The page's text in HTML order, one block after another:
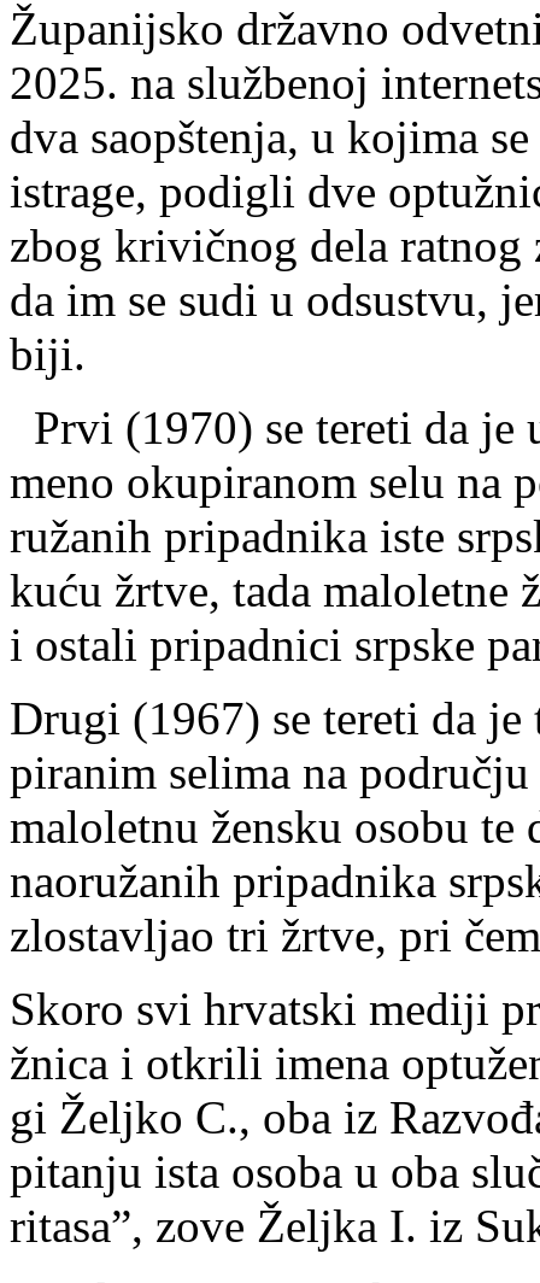
Žu­pa­nij­sko dr­žav­no
2025. na slu­žbe­noj
dva sa­op­šte­nja, u ko­ji­ma
is­tra­ge, po­di­gli dve
zbog kri­vič­nog de­la
da im se su­di u od­su­stvu,
bi­ji.
Pr­vi (1970) se te­re­ti da
me­no oku­pi­ra­nom se­lu na
ru­ža­nih pri­pad­ni­ka iste
ku­ću žr­tve, ta­da ma­lo­let­ne
i osta­li pri­pad­ni­ci srp­ske
Dru­gi (1967) se te­re­ti da
pi­ra­nim se­li­ma na
ma­lo­let­nu žen­sku oso­bu te
na­o­ru­ža­nih pri­pad­ni­ka
zlo­sta­vljao tri žr­tve, pri
Sko­ro svi hr­vat­ski me­di­ji
žni­ca i ot­kri­li ime­na
gi Želj­ko C., oba iz
pi­ta­nju ista oso­ba u oba
ri­ta­sa”, zo­ve Želj­ka I. iz